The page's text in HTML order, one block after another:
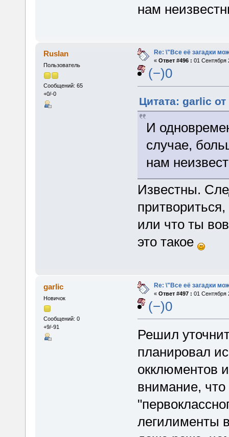
нам
Ruslan
Пользователь
Сообщений: 65
+0/-0
Re: \"Все её загадки
« Ответ #496 : 01 Сентября
(−)0
Цитата: garlic
И
случае,
нам
Известны.
или что ты
это такое
garlic
Новичок
Сообщений: 0
+9/-91
Re: \"Все её загадки
« Ответ #497 : 01 Сентября
(−)0
Решил
планировал
окклюментов
внимание, что
легилименты